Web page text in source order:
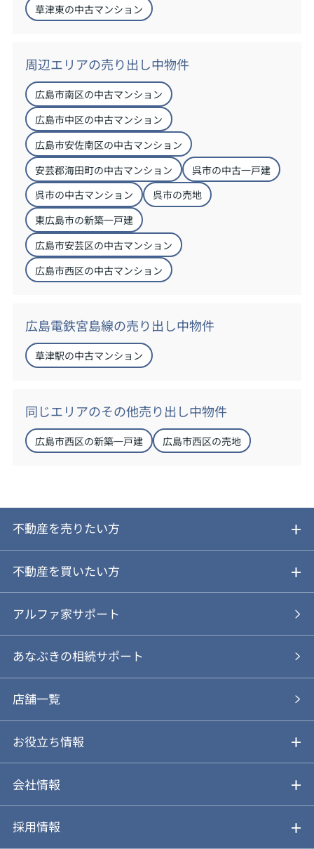
草津東の中古マンション
周辺エリアの売り出し中物件
広島市南区の中古マンション
広島市中区の中古マンション
広島市安佐南区の中古マンション
安芸郡海田町の中古マンション
呉市の中古一戸建
呉市の中古マンション
呉市の売地
東広島市の新築一戸建
広島市安芸区の中古マンション
広島市西区の中古マンション
広島電鉄宮島線の売り出し中物件
草津駅の中古マンション
同じエリアのその他売り出し中物件
広島市西区の新築一戸建 広島市西区の売地
不動産を売りたい方
ご売却ガイド
ご売却の流れ
あなぶきの仲介
あなぶきの買取
仲介と買取のメリット・デメリット
動画やパンフレットで見る
不動産を買いたい方
ご購入ガイド
物件を探す
購入の流れ
購入前も後も安心サポート
お気に入り
アルファ家サポート
あなぶきの相続サポート
店舗一覧
お役立ち情報
不動産Q&A
アルファジャーナル
会社情報
会社概要
採用情報